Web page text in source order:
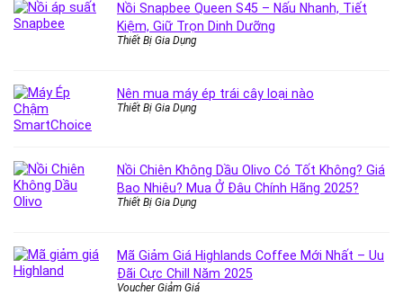
Nồi Snapbee Queen S45 – Nấu Nhanh, Tiết
Kiệm, Giữ Trọn Dinh Dưỡng
Thiết Bị Gia Dụng
Nên mua máy ép trái cây loại nào
Thiết Bị Gia Dụng
Nồi Chiên Không Dầu Olivo Có Tốt Không? Giá
Bao Nhiêu? Mua Ở Đâu Chính Hãng 2025?
Thiết Bị Gia Dụng
Mã Giảm Giá Highlands Coffee Mới Nhất – Uu
Đãi Cực Chill Năm 2025
Voucher Giảm Giá